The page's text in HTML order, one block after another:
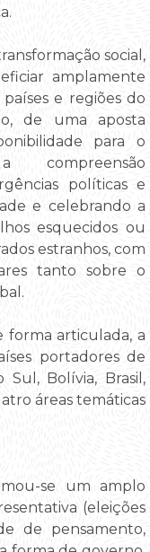
social,
amplamente
e regiões do
de uma aposta
para o
compreensão
políticas e
e celebrando a
esquecidos ou
estranhos, com
tanto sobre o
forma articulada, a
portadores de
Sul, Bolívia, Brasil,
áreas temáticas
se um amplo
(eleições
de pensamento,